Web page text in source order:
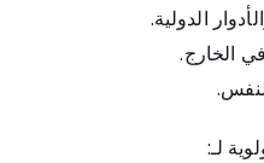
الدولية.
الخارج.
لـ: